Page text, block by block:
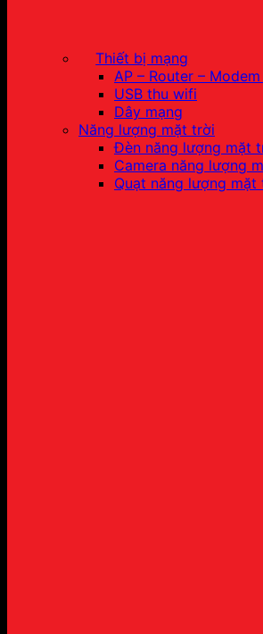
Thiết bị mạng
AP – Router –
USB thu wifi
Dây mạng
Năng lượng mặt trời
Đèn năng lượng mặt
Camera năng lượng
Quạt năng lượng mặt